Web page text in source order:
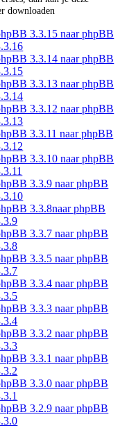
downloaden
3.3.15 naar phpBB
3.3.14 naar phpBB
3.3.13 naar phpBB
3.3.12 naar phpBB
3.3.11 naar phpBB
3.3.10 naar phpBB
3.3.9 naar phpBB
3.3.8naar phpBB
3.3.7 naar phpBB
3.3.5 naar phpBB
3.3.4 naar phpBB
3.3.3 naar phpBB
3.3.2 naar phpBB
3.3.1 naar phpBB
3.3.0 naar phpBB
3.2.9 naar phpBB